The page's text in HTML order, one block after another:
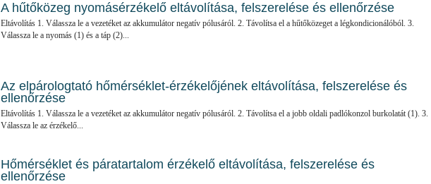
A hűtőközeg nyomásérzékelő eltávolítása, felszerelése és ellenőrzése
Eltávolítás 1. Válassza le a vezetéket az akkumulátor negatív pólusáról. 2. Távolítsa el a hűtőközeget a légkondicionálóból. 3.
Válassza le a nyomás (1) és a táp (2)...
Az elpárologtató hőmérséklet-érzékelőjének eltávolítása, felszerelése és
ellenőrzése
Eltávolítás 1. Válassza le a vezetéket az akkumulátor negatív pólusáról. 2. Távolítsa el a jobb oldali padlókonzol burkolatát (1). 3.
Válassza le az érzékelő...
Hőmérséklet és páratartalom érzékelő eltávolítása, felszerelése és
ellenőrzése